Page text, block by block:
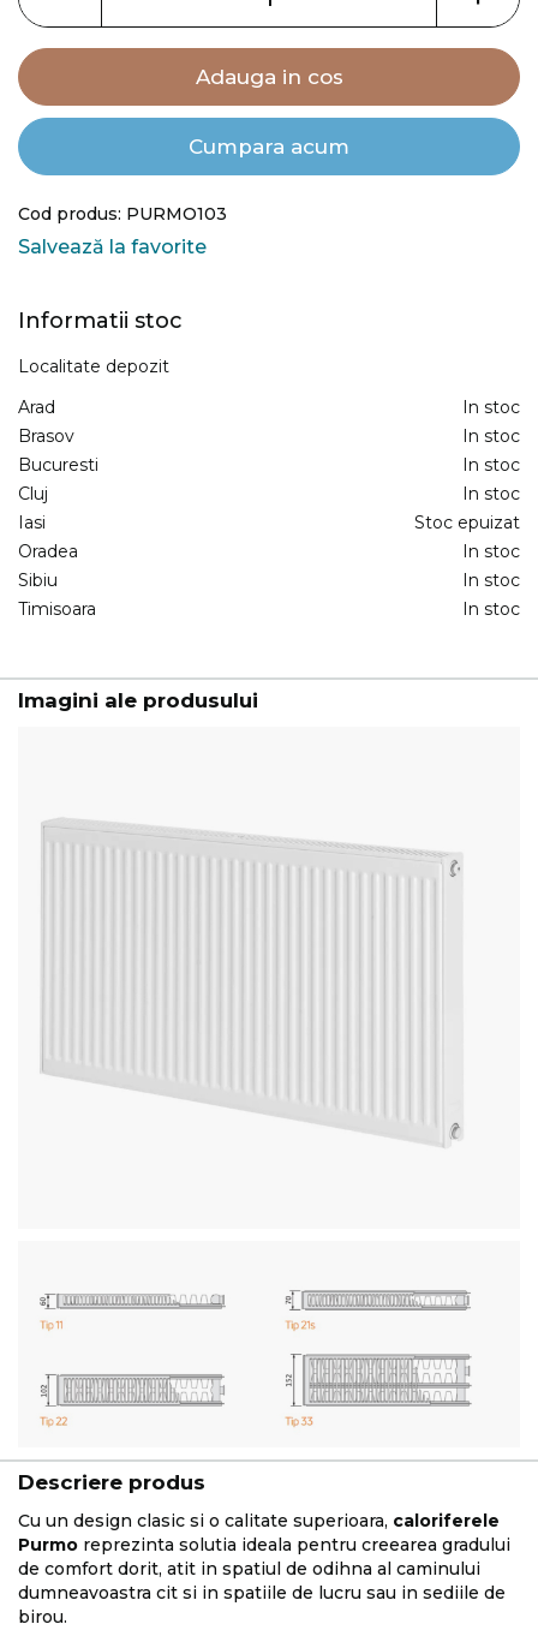
gallery
Adauga in cos
Cumpara acum
Cod produs: PURMO103
Salvează la favorite
Informatii stoc
Localitate depozit
Arad
In stoc
Brasov
In stoc
Bucuresti
In stoc
Cluj
In stoc
Iasi
Stoc epuizat
Oradea
In stoc
Sibiu
In stoc
Timisoara
In stoc
Imagini ale produsului
Descriere produs
Cu un design clasic si o calitate superioara, caloriferele
Purmo reprezinta solutia ideala pentru creearea gradului
de comfort dorit, atit in spatiul de odihna al caminului
dumneavoastra cit si in spatiile de lucru sau in sediile de
birou.